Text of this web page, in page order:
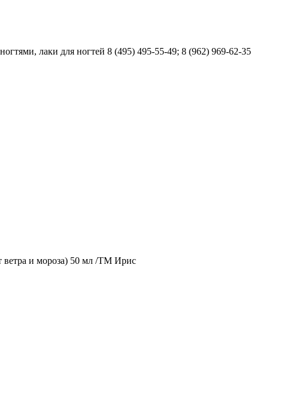
лаки для ногтей 8 (495) 495-55-49; 8 (962) 969-62-35
ветра и мороза) 50 мл /ТМ Ирис